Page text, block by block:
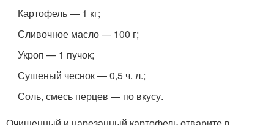
Картофель — 1 кг;
Сливочное масло — 100 г;
Укроп — 1 пучок;
Сушеный чеснок — 0,5 ч. л.;
Соль, смесь перцев — по вкусу.